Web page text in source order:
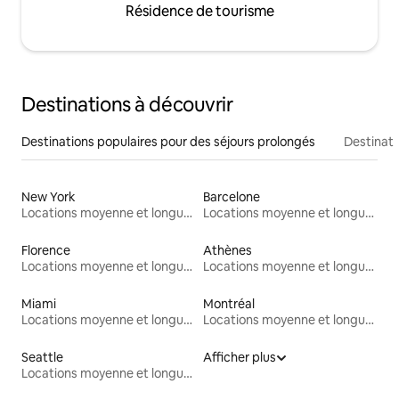
Résidence de tourisme
Destinations à découvrir
Destinations populaires pour des séjours prolongés
New York
Locations moyenne et longue durée
Barcelone
Locations moyenne et longue durée
Florence
Locations moyenne et longue durée
Athènes
Locations moyenne et longue durée
Miami
Locations moyenne et longue durée
Montréal
Locations moyenne et longue durée
Seattle
Locations moyenne et longue durée
Afficher plus